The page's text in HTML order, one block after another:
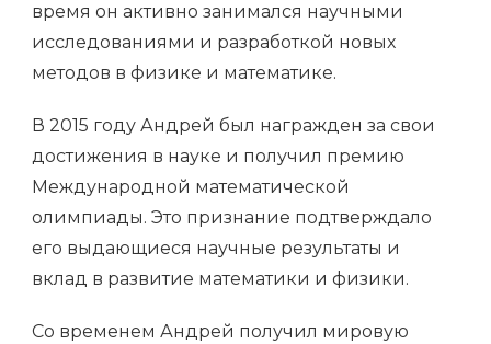
время он активно занимался научными
исследованиями и разработкой новых
методов в физике и математике.
В 2015 году Андрей был награжден за свои
достижения в науке и получил премию
Международной математической
олимпиады. Это признание подтверждало
его выдающиеся научные результаты и
вклад в развитие математики и физики.
Со временем Андрей получил мировую